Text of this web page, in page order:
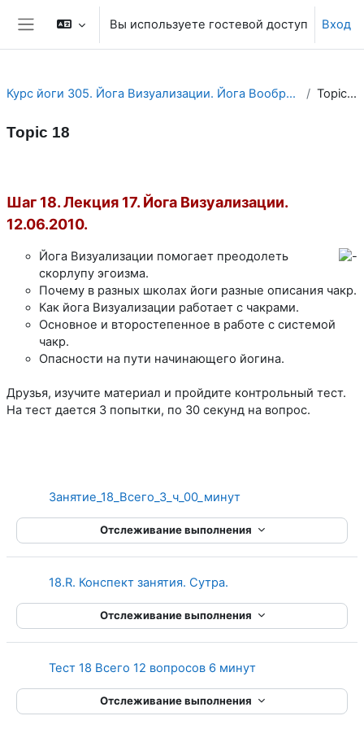
Перейти к основному содержанию
Боковая панель
Вы используете гостевой доступ Вход
Курс йоги 305. Йога Визуализации. Йога Воображения. Topic 18
Topic 18
Шаг 18. Лекция 17. Йога Визуализации.
12.06.2010.
Йога Визуализации помогает преодолеть
скорлупу эгоизма.
Почему в разных школах йоги разные описания чакр.
Как йога Визуализации работает с чакрами.
Основное и второстепенное в работе с системой
чакр.
Опасности на пути начинающего йогина.
Друзья, изучите материал и пройдите контрольный тест.
На тест дается 3 попытки, по 30 секунд на вопрос.
Занятие_18_Всего_3_ч_00_минутСтраница
Отслеживание выполнения
18.R. Конспект занятия. Сутра.
Отслеживание выполнения
Тест 18 Всего 12 вопросов 6 минут
Отслеживание выполнения